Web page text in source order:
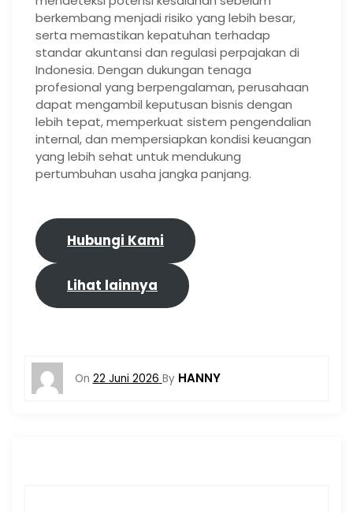
berkembang menjadi risiko yang lebih besar,
serta memastikan kepatuhan terhadap
standar akuntansi dan regulasi perpajakan di
Indonesia. Dengan dukungan tenaga
profesional yang berpengalaman, perusahaan
dapat mengambil keputusan bisnis dengan
lebih tepat, memperkuat sistem pengendalian
internal, dan mempersiapkan kondisi keuangan
yang lebih sehat untuk mendukung
pertumbuhan usaha jangka panjang.
Hubungi Kami
Lihat lainnya
On 22 Juni 2026 By HANNY